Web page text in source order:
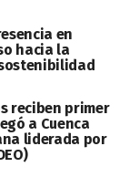
en
hacia la
reciben primer
a Cuenca
liderada por